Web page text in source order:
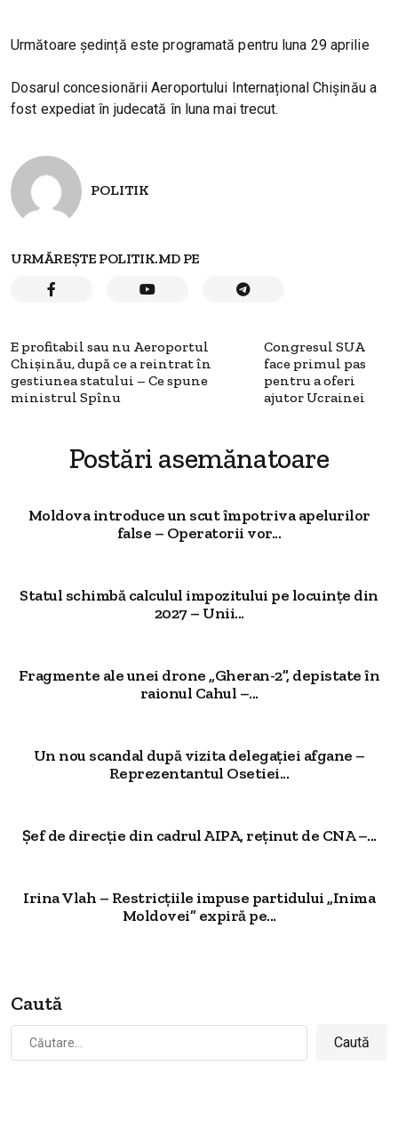
Următoare ședință este programată pentru luna 29 aprilie
Dosarul concesionării Aeroportului Internațional Chișinău a
fost expediat în judecată în luna mai trecut.
POLITIK
URMĂREȘTE POLITIK.MD PE
E profitabil sau nu Aeroportul
Chișinău, după ce a reintrat în
gestiunea statului – Ce spune
ministrul Spînu
Congresul SUA
face primul pas
pentru a oferi
ajutor Ucrainei
Postări asemănatoare
Moldova introduce un scut împotriva apelurilor
false – Operatorii vor...
Statul schimbă calculul impozitului pe locuințe din
2027 – Unii...
Fragmente ale unei drone „Gheran-2”, depistate în
raionul Cahul –...
Un nou scandal după vizita delegației afgane –
Reprezentantul Osetiei...
Șef de direcție din cadrul AIPA, reținut de CNA –...
Irina Vlah – Restricțiile impuse partidului „Inima
Moldovei” expiră pe...
Caută
Caută
după: